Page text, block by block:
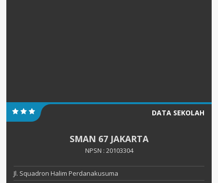
DATA SEKOLAH
SMAN 67 JAKARTA
NPSN : 20103304
Jl. Squadron Halim Perdanakusuma